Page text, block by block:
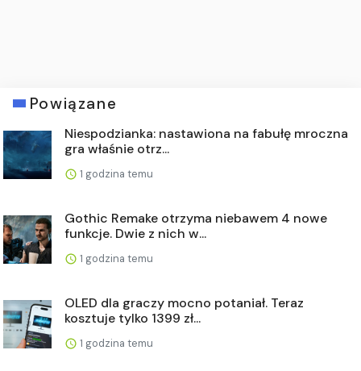
Powiązane
Niespodzianka: nastawiona na fabułę mroczna
gra właśnie otrz...
1 godzina temu
Gothic Remake otrzyma niebawem 4 nowe
funkcje. Dwie z nich w...
1 godzina temu
OLED dla graczy mocno potaniał. Teraz
kosztuje tylko 1399 zł...
1 godzina temu